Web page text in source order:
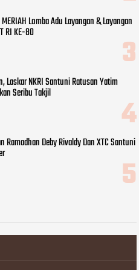
MERIAH Lomba Adu Layangan & Layangan
RI KE-80
Laskar NKRI Santuni Ratusan Yatim
Seribu Takjil
Ramadhan Deby Rivaldy Dan XTC Santuni